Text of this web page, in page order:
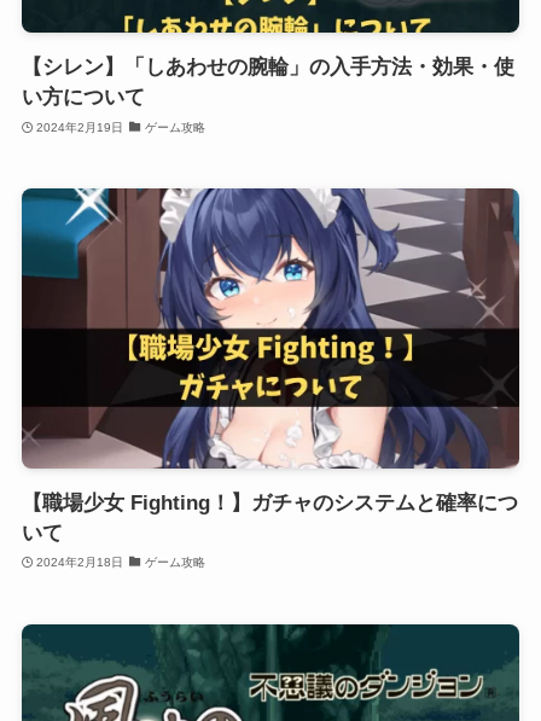
【シレン】「しあわせの腕輪」の入手方法・効果・使
い方について
2024年2月19日 ゲーム攻略
【職場少女 Fighting！】ガチャのシステムと確率につ
いて
2024年2月18日 ゲーム攻略